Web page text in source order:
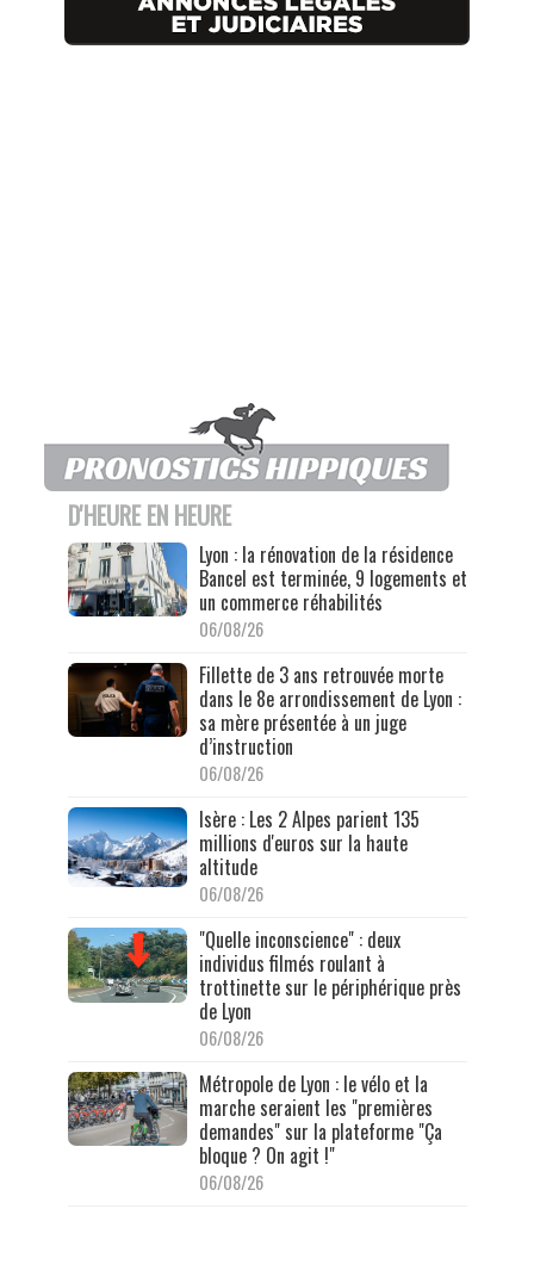
D'HEURE EN HEURE
Lyon : la rénovation de la résidence
Bancel est terminée, 9 logements et
un commerce réhabilités
06/08/26
Fillette de 3 ans retrouvée morte
dans le 8e arrondissement de Lyon :
sa mère présentée à un juge
d’instruction
06/08/26
Isère : Les 2 Alpes parient 135
millions d'euros sur la haute
altitude
06/08/26
"Quelle inconscience" : deux
individus filmés roulant à
trottinette sur le périphérique près
de Lyon
06/08/26
Métropole de Lyon : le vélo et la
marche seraient les "premières
demandes" sur la plateforme "Ça
bloque ? On agit !"
06/08/26